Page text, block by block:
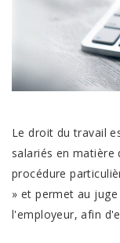
Le droit du travail
salariés en matière
procédure
» et permet au
l'employeur, afin